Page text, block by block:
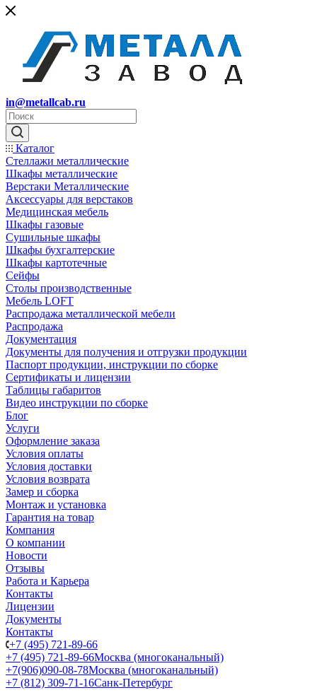
in@metallcab.ru
Каталог
Стеллажи металлические
Шкафы металлические
Верстаки Металлические
Аксессуары для верстаков
Медицинская мебель
Шкафы газовые
Сушильные шкафы
Шкафы бухгалтерские
Шкафы картотечные
Сейфы
Столы производственные
Мебель LOFT
Распродажа металлической мебели
Распродажа
Документация
Документы для получения и отгрузки продукции
Паспорт продукции, инструкции по сборке
Сертификаты и лицензии
Таблицы габаритов
Видео инструкции по сборке
Блог
Услуги
Оформление заказа
Условия оплаты
Условия доставки
Условия возврата
Замер и сборка
Монтаж и установка
Гарантия на товар
Компания
О компании
Новости
Отзывы
Работа и Карьера
Контакты
Лицензии
Документы
Контакты
+7 (495) 721-89-66
+7 (495) 721-89-66Москва (многоканальный)
+7(906)090-08-78Москва (многоканальный)
+7 (812) 309-71-16Санк-Петербург